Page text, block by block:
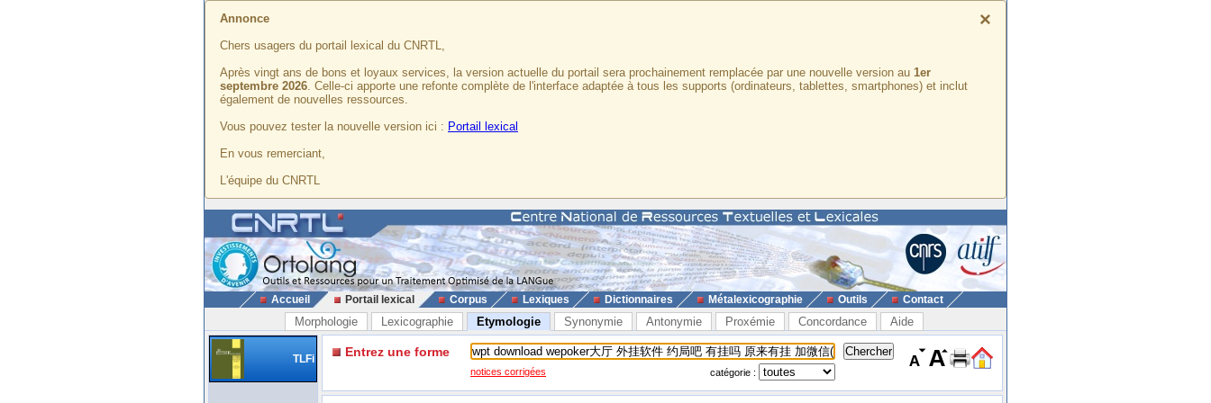
×
Annonce
Chers usagers du portail lexical du CNRTL,
Après vingt ans de bons et loyaux services, la version actuelle du portail sera prochainement remplacée par une nouvelle version au 1er
septembre 2026. Celle-ci apporte une refonte complète de l'interface adaptée à tous les supports (ordinateurs, tablettes, smartphones) et inclut
également de nouvelles ressources.
Vous pouvez tester la nouvelle version ici : Portail lexical
En vous remerciant,
L'équipe du CNRTL
Accueil Portail lexical Corpus Lexiques Dictionnaires Métalexicographie Outils Contact
Morphologie Lexicographie Etymologie Synonymie Antonymie Proxémie Concordance Aide
TLFi Entrez une forme
notices corrigées catégorie :